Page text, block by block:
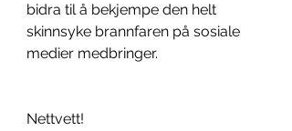
bidra til å bekjempe den helt
skinnsyke brannfaren på sosiale
medier medbringer.
Nettvett!